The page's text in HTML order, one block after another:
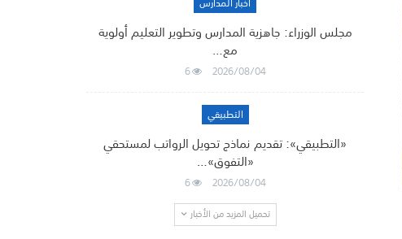
مجلس الوزراء: جاهزية المدارس وتطوير التعليم أولوية
مع…
2026/08/04
6
التطبيقي
«التطبيقي»: تقديم نماذج تحويل الرواتب لمستحقي
«التفوق»…
2026/08/04
6
تحميل المزيد من الأخبار